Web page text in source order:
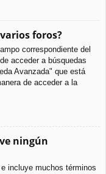
foros?
correspondiente del
acceder a búsquedas
Avanzada" que está
de acceder a la
ningún
incluye muchos términos